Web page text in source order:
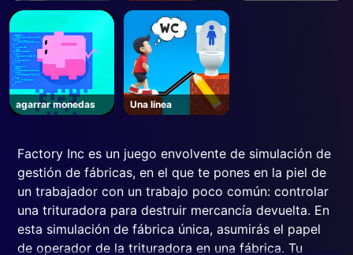
mares
Roblox
agarrar monedas Una línea
Factory Inc es un juego envolvente de simulación de
gestión de fábricas, en el que te pones en la piel de
un trabajador con un trabajo poco común: controlar
una trituradora para destruir mercancía devuelta. En
esta simulación de fábrica única, asumirás el papel
de operador de la trituradora en una fábrica. Tu